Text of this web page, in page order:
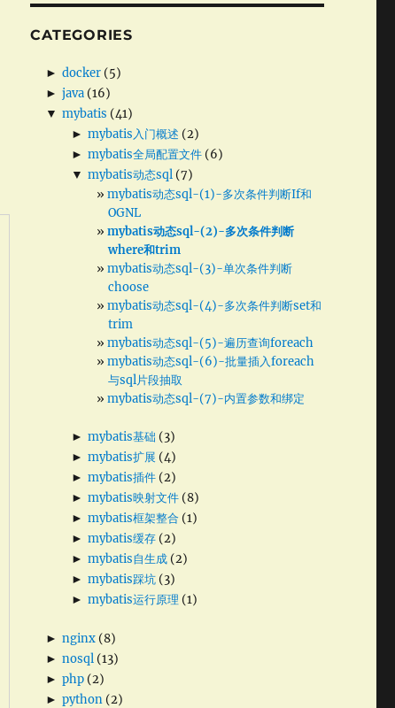
CATEGORIES
► docker(5)
► java(16)
▼ mybatis (41)
► mybatis入门概述 (2)
► mybatis全局配置文件(6)
▼ mybatis动态sql(7)
mybatis动态sql-(1)-多次条件判断If和
OGNL
mybatis动态sql-(2)-多次条件判断
where和trim
mybatis动态sql-(3)-单次条件判断
choose
mybatis动态sql-(4)-多次条件判断set和
trim
mybatis动态sql-(5)-遍历查询foreach
mybatis动态sql-(6)-批量插入foreach
与sql片段抽取
mybatis动态sql-(7)-内置参数和绑定
► mybatis基础 (3)
► mybatis扩展 (4)
► mybatis插件(2)
► mybatis映射文件(8)
► mybatis框架整合(1)
► mybatis缓存(2)
► mybatis自生成(2)
► mybatis踩坑(3)
► mybatis运行原理 (1)
► nginx(8)
► nosql(13)
► php(2)
► python(2)